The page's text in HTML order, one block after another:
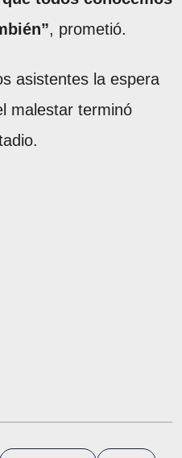
, prometió.
asistentes la espera
malestar terminó